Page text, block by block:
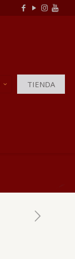
TIENDA